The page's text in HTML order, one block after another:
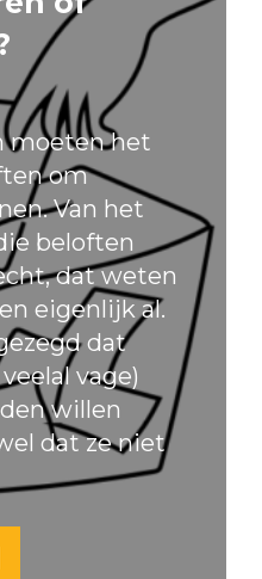
moeten het
om
Van het
beloften
dat weten
eigenlijk al.
dat
vage)
willen
dat ze niet